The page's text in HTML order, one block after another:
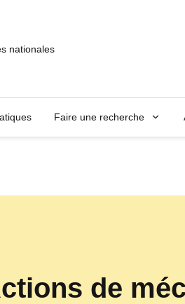
nationales
Faire une recherche
de